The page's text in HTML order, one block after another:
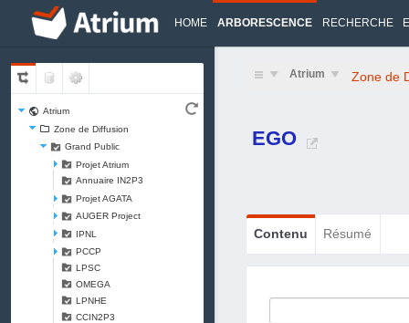
HOME ARBORESCENCE RECHERCHE
Atrium
Zone de Diffusion
Grand Public
Projet Atrium
Annuaire IN2P3
Projet AGATA
AUGER Project
IPNL
PCCP
LPSC
OMEGA
LPNHE
CCIN2P3
Atrium Zone de
EGO
Contenu Résumé